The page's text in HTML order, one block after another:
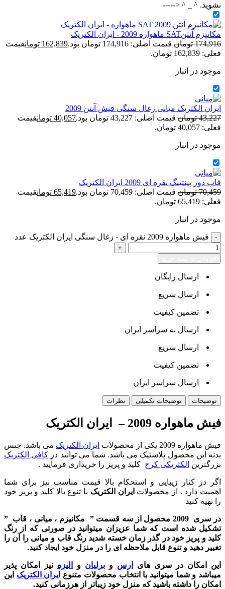
نشوید. ^ _ ^ <-----
مکانيزم آنتنSAT ماهواره 2009 - ایران الکتریک
174,916 تومان قیمت اصلی: 174,916 تومان بود. 162,839 تومانقیمت
فعلی: 162,839 تومان.
موجود در انبار
ایران الکتریک میانی زغال سنگی فیش آنتن 2009
43,227 تومان قیمت اصلی: 43,227 تومان بود. 40,057 تومانقیمت
فعلی: 40,057 تومان.
موجود در انبار
قاب دور پینتینگ نقره ای 2009 ایران الکتریک
70,459 تومان قیمت اصلی: 70,459 تومان بود. 65,419 تومانقیمت
فعلی: 65,419 تومان.
موجود در انبار
فیش ماهواره 2009 نقره ای - زغال سنگی ایران الکتریک عدد
ارسال رایگان
ارسال سریع
تضمین کیفیت
ارسال به سراسر ایران
ارسال سریع
تضمین کیفیت
ارسال سراسر ایران
توضیحات توضیحات تکمیلی نظرات
فیش ماهواره 2009 – ایران الکتریک
فیش ماهواره 2009 یکی از محصولات ايران الکتريک می باشد. جنس
بدنه این محصول پلاستیک می باشد. شما می توانید در کافی الکتریک
بزرگترین الکتریکی کرج کلید و پریز را خریداری فرمایید .
اگر در کنار زیبایی و استحکام بالا قیمت مناسب نیز برای شما
اهمیت دارد . از محصولات ایران الکتریک با تنوع بالا کلید و پریز خود
را تهیه کنید
در سری 2009 محصول از سه قسمت ” مکانیزم ، میانی ، قاب ”
تشکیل شده است که شما عزیزان میتوانید در صورتی که از رنگ
کلید و پریز خود در گذر زمان خسته شدید رنگ قاب و میانی را آن را
تغییر دهید و تنوع قابل ملاحظه ای را در منزل خود ایجاد کنید.
این امکان در سری های ارس و برلیان و الیزه نیز امکان پذیر
میباشد و شما میتوانید با انتخاب محصولات متنوع ایران الکتریک این
امکان را داشته باشید که منزل خود زیباتر از هرزمانی کنید.